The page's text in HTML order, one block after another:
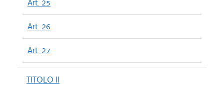
Art. 25
Art. 26
Art. 27
TITOLO II